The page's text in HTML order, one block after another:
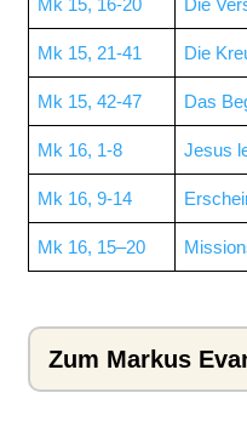
Mk 15, 16-20 Die
Mk 15, 21-41 Die
Mk 15, 42-47 Das
Mk 16, 1-8 Jesus
Mk 16, 9-14
Mk 16, 15–20
Zum Markus